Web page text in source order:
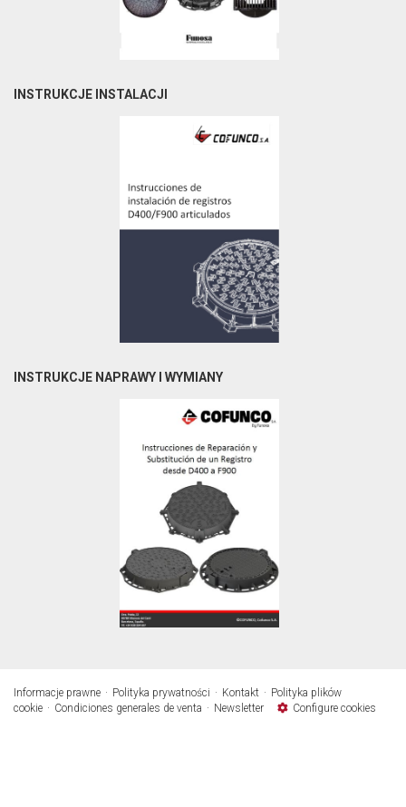
INSTRUKCJE INSTALACJI
INSTRUKCJE NAPRAWY I WYMIANY
Informacje prawne Polityka prywatności Kontakt
Polityka plików
cookie
Condiciones generales de venta Newsletter Configure cookies